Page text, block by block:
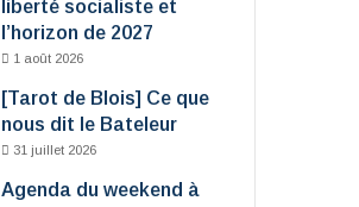
liberté socialiste et
l’horizon de 2027
1 août 2026
[Tarot de Blois] Ce que
nous dit le Bateleur
31 juillet 2026
Agenda du weekend à